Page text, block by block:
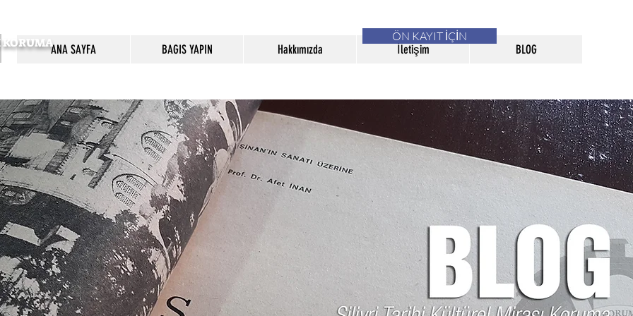
KORUMA
ÖN KAYIT İÇİN
ANA SAYFA BAGIS YAPIN Hakkımızda İletişim BLOG